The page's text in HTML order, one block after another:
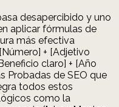
desapercibido y uno
aplicar fórmulas de
más efectiva
+ [Adjetivo
claro] + [Año
Probadas de SEO que
todos estos
como la